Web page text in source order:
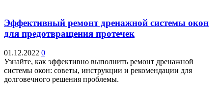
Эффективный ремонт дренажной системы окон
для предотвращения протечек
01.12.2022 0
Узнайте, как эффективно выполнить ремонт дренажной
системы окон: советы, инструкции и рекомендации для
долговечного решения проблемы.